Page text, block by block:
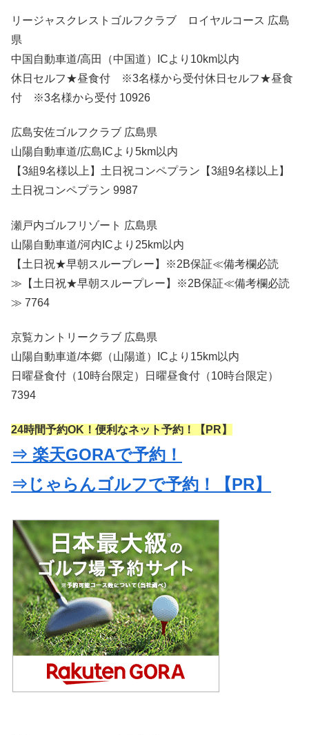
リージャスクレストゴルフクラブ ロイヤルコース 広島
県
中国自動車道/高田（中国道）ICより10km以内
休日セルフ★昼食付 ※3名様から受付休日セルフ★昼食
付 ※3名様から受付 10926
広島安佐ゴルフクラブ 広島県
山陽自動車道/広島ICより5km以内
【3組9名様以上】土日祝コンペプラン【3組9名様以上】
土日祝コンペプラン 9987
瀬戸内ゴルフリゾート 広島県
山陽自動車道/河内ICより25km以内
【土日祝★早朝スループレー】※2B保証≪備考欄必読
≫【土日祝★早朝スループレー】※2B保証≪備考欄必読
≫ 7764
京覧カントリークラブ 広島県
山陽自動車道/本郷（山陽道）ICより15km以内
日曜昼食付（10時台限定）日曜昼食付（10時台限定）
7394
24時間予約OK！便利なネット予約！【PR】
⇒ 楽天GORAで予約！
⇒じゃらんゴルフで予約！【PR】